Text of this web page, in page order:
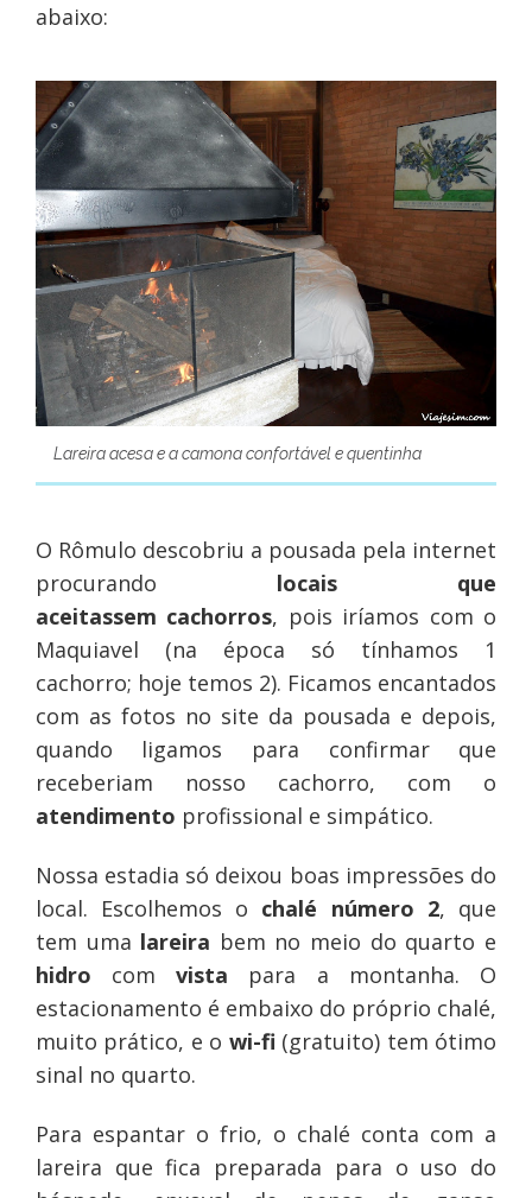
abaixo:
Lareira acesa e a camona confortável e quentinha
O Rômulo descobriu a pousada pela internet
procurando locais que
aceitassem cachorros, pois iríamos com o
Maquiavel (na época só tínhamos 1
cachorro; hoje temos 2). Ficamos encantados
com as fotos no site da pousada e depois,
quando ligamos para confirmar que
receberiam nosso cachorro, com o
atendimento profissional e simpático.
Nossa estadia só deixou boas impressões do
local. Escolhemos o chalé número 2, que
tem uma lareira bem no meio do quarto e
hidro comvista para a montanha. O
estacionamento é embaixo do próprio chalé,
muito prático, e o wi-fi(gratuito) tem ótimo
sinal no quarto.
Para espantar o frio, o chalé conta com a
lareira que fica preparada para o uso do